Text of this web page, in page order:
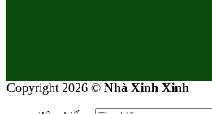
Copyright 2026 © Nhà Xinh Xinh